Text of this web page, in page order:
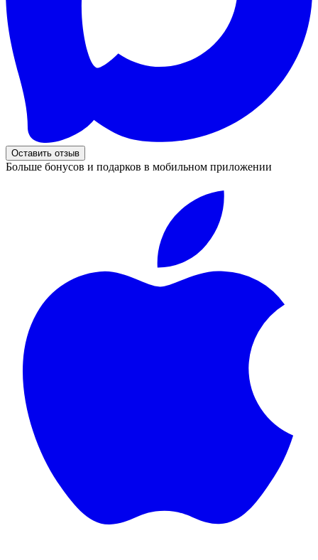
Оставить отзыв
Больше бонусов и подарков в мобильном приложении